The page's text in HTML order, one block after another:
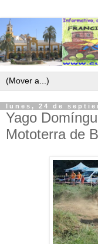
lunes, 24 de
Yago
Mototerra de